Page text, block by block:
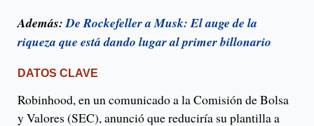
Además:De Rockefeller a Musk: El auge de la
riqueza que está dando lugar al primer billonario
DATOS CLAVE
Robinhood, en un comunicado a la Comisión de Bolsa
y Valores (SEC), anunció que reduciría su plantilla a